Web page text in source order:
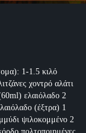
1-1.5 κιλό
χοντρό αλάτι
ελαιόλαδο 2
(έξτρα) 1
ψιλοκομμένο 2